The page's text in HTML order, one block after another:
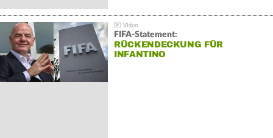
FIFA-Statement:
RÜCKENDECKUNG FÜR
INFANTINO